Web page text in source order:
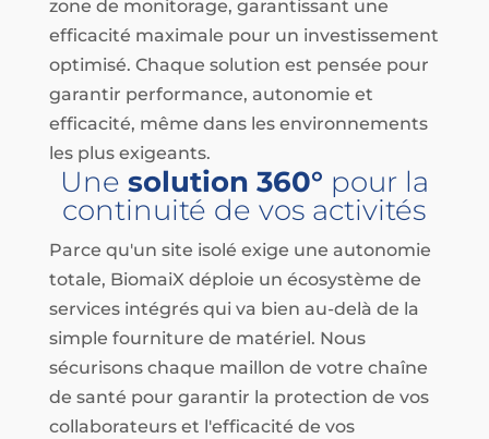
zone de monitorage, garantissant une
efficacité maximale pour un investissement
optimisé. Chaque solution est pensée pour
garantir performance, autonomie et
efficacité, même dans les environnements
les plus exigeants.
Une solution 360° pour la
continuité de vos activités
Parce qu'un site isolé exige une autonomie
totale, BiomaiX déploie un écosystème de
services intégrés qui va bien au-delà de la
simple fourniture de matériel. Nous
sécurisons chaque maillon de votre chaîne
de santé pour garantir la protection de vos
collaborateurs et l'efficacité de vos